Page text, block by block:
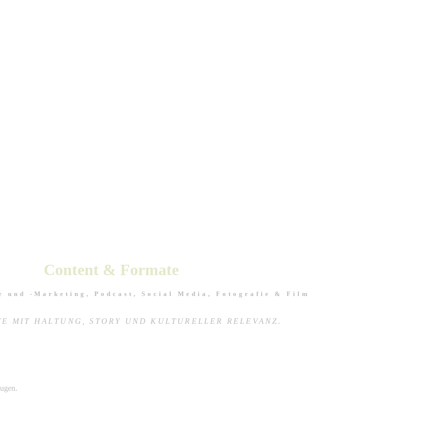
Content & Formate
und -Marketing, Podcast, Social Media, Fotografie & Film
MIT HALTUNG, STORY UND KULTURELLER RELEVANZ.